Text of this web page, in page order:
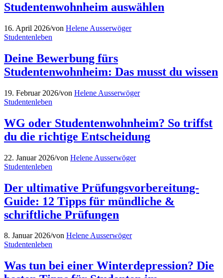
Studentenwohnheim auswählen
16. April 2026/von Helene Ausserwöger
Studentenleben
Deine Bewerbung fürs
Studentenwohnheim: Das musst du wissen
19. Februar 2026/von Helene Ausserwöger
Studentenleben
WG oder Studentenwohnheim? So triffst
du die richtige Entscheidung
22. Januar 2026/von Helene Ausserwöger
Studentenleben
Der ultimative Prüfungsvorbereitung-
Guide: 12 Tipps für mündliche &
schriftliche Prüfungen
8. Januar 2026/von Helene Ausserwöger
Studentenleben
Was tun bei einer Winterdepression? Die